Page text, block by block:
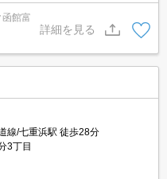
大変。。そんな時は「窓口を
へお任せください！どのお部
きます。
館富
詳細を見る
線/七重浜駅 徒歩28分
3丁目